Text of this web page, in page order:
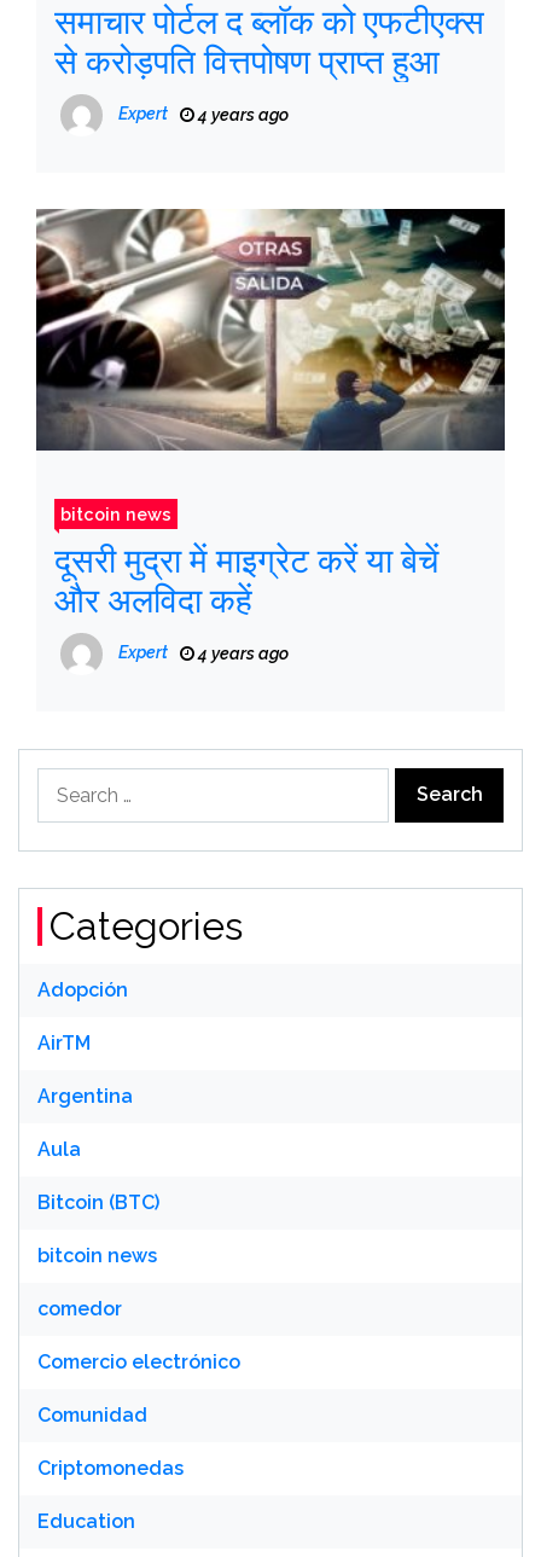
समाचार पोर्टल द ब्लॉक को एफटीएक्स
से करोड़पति वित्तपोषण प्राप्त हुआ
Expert 4 years ago
bitcoin news
दूसरी मुद्रा में माइग्रेट करें या बेचें
और अलविदा कहें
Expert 4 years ago
for:
Categories
Adopción
AirTM
Argentina
Aula
Bitcoin (BTC)
bitcoin news
comedor
Comercio electrónico
Comunidad
Criptomonedas
Education